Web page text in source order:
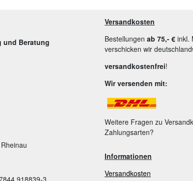
und Beratung
Versandkosten
Bestellungen ab 75,- € inkl.
verschicken wir
versandkostenfrei!
Wir versenden mit:
Weitere Fragen zu
Zahlungsarten?
Informationen
Versandkosten